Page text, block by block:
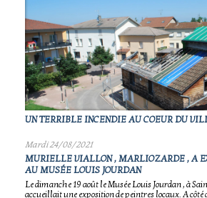
UN TERRIBLE INCENDIE AU COEUR DU
Mardi 24/08/2021
MURIELLE VIALLON , MARLIOZARDE , A
AU MUSÉE LOUIS JOURDAN
Le dimanche 19 août le Musée Louis Jourdan , à
accueillait une exposition de peintres locaux. A côté